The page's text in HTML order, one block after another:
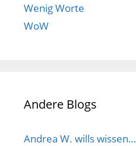
Wenig Worte
WoW
Andere Blogs
Andrea W. wills wissen…